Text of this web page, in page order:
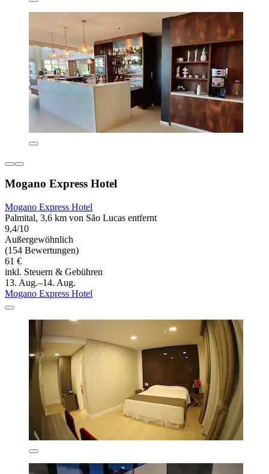
Mogano Express Hotel
Mogano Express Hotel
Palmital, 3,6 km von São Lucas entfernt
9,4/10
Außergewöhnlich
(154 Bewertungen)
61 €
inkl. Steuern & Gebühren
13. Aug.–14. Aug.
Mogano Express Hotel